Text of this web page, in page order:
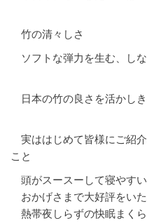
竹の清々しさ
ソフトな弾力を生む、しな
日本の竹の良さを活かし
実ははじめて皆様にご紹
こと
頭がスースーして寝やすい
おかげさまで大好評をいた
熱帯夜しらずの快眠まく